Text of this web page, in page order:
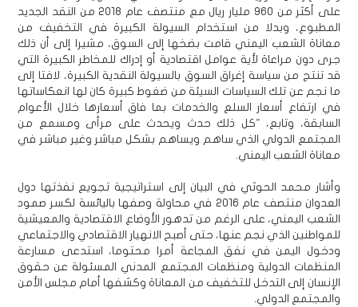
على أكثر من 960 مليار ريال مع منتصف عام 2018 من النقد الجديد
المطبوع، وبدلا من استخدام السيولة الكبيرة في التخفيف من
معاناة الشعب اليمني قامت بضخها إلى السوق، مشيرا إلى أن ذلك
جرى دون مراعاة لأية عوامل اقتصادية أو إدراك للمخاطر الكبيرة التي
قد تنتج من سياسة إغراق السوق بالسيولة النقدية الكبيرة، لافتا إلى
ما نجم عن تلك السياسات السيئة من ضغوط كبيرة كان لها انعكاساتها
في ارتفاع أسعار السلع والخدمات بما فاق أسعارها خلال الأعوام
السابقة، وتابع، "كل ذلك حدث ويحدث على مرأى ومسمع من
المجتمع الدولي الذي ساهم ويساهم بشكل مباشر وغير مباشر في
معاناة الشعب اليمني.
وأشار محمد الحوثي في البيان إلى استراتيجية تجويع نفذتها دول
العدوان منتصف عام 2016 في محاولة وصفها باليائسة لكسر صمود
الشعب اليمني، على الرغم من تدهور الأوضاع الاقتصادية والمعيشية
للمواطنين الذي نجم عنها، حتى أصبح الانهيار الاقتصادي والاجتماعي
ودخول اليمن في نفق المجاعة أمرا محتوما، استدعى مسارعة
المنظمات الدولية ومنظمات المجتمع المدني المسئولة عن حقوق
الإنسان إلى التدخل للتخفيف من المعاناة وكشفها أمام مجلس الأمن
والمجتمع الدولي.